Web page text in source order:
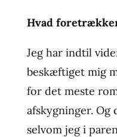
Hvad
Jeg har indtil
beskæftiget mig
for det meste
afskygninger. Og
selvom jeg i